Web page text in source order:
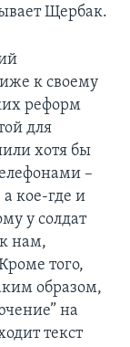
Щербак.
к своему
реформ
для
хотя бы
–
а кое-где и
у солдат
нам,
того,
образом,
на
текст